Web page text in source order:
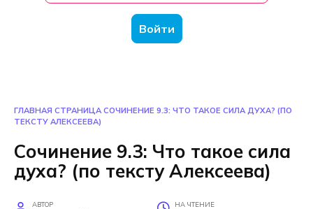
Войти
ГЛАВНАЯ СТРАНИЦА СОЧИНЕНИЕ 9.3: ЧТО ТАКОЕ СИЛА ДУХА? (ПО
ТЕКСТУ АЛЕКСЕЕВА)
Сочинение 9.3: Что такое сила
духа? (по тексту Алексеева)
АВТОР НА ЧТЕНИЕ